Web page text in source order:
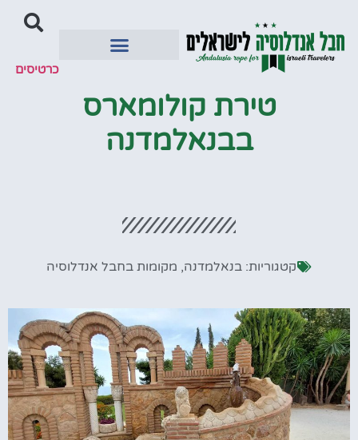
כרטיסים
טירת קולומארס
בבנאלמדנה
קטגוריות: בנאלמדנה, מקומות בחבל אנדלוסיה